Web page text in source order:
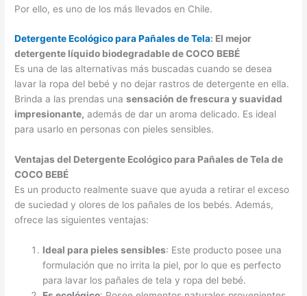
Por ello, es uno de los más llevados en Chile.
Detergente Ecológico para Pañales de Tela: El mejor
detergente líquido biodegradable de COCO BEBÉ
Es una de las alternativas más buscadas cuando se desea
lavar la ropa del bebé y no dejar rastros de detergente en ella.
Brinda a las prendas unasensación de frescura y suavidad
impresionante, además de dar un aroma delicado. Es ideal
para usarlo en personas con pieles sensibles.
Ventajas del Detergente Ecológico para Pañales de Tela de
COCO BEBÉ
Es un producto realmente suave que ayuda a retirar el exceso
de suciedad y olores de los pañales de los bebés. Además,
ofrece las siguientes ventajas:
Ideal para pieles sensibles: Este producto posee una
formulación que no irrita la piel, por lo que es perfecto
para lavar los pañales de tela y ropa del bebé.